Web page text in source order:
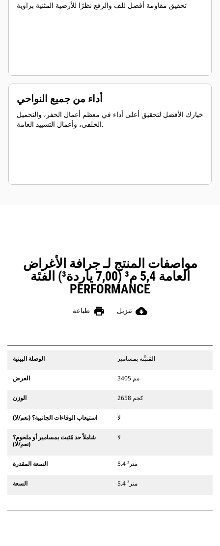
تحقيق مقاومة أفضل للف والرفع نظرًا للأرضية المثنية بزاوية
أداء من جميع النواحي
خيارك الأفضل لتحقيق أعلى أداء في معظم أعمال الحفر، والتحميل
الخلفي، وأعمال التشييد العامة.
مواصفات المنتج لـ جرافة الأغراض
العامة 5,4 م³ (7,00 ياردة³) الفئة
PERFORMANCE
cloud_download تنزيل print طباعة
الوصلة البينية المُثبَّتة بمسامير
العرض 3405 مم
الوزن 2658 كجم
استيعاب الوقاءات الجانبية؟ (نعم/لا) لا
شاملاً حد مُثبت بمسامير أو ملحوم؟
(نعم/لا)
لا
السعة المقدرة 5.4 متر³
السعة 5.4 متر³